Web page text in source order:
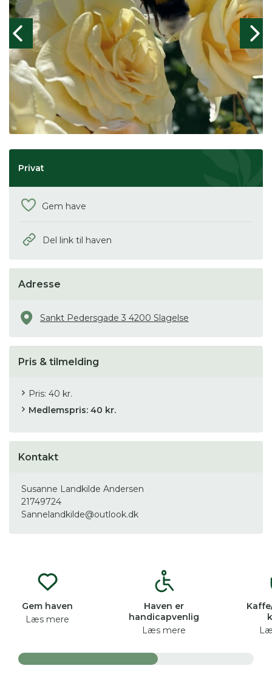
Gem haven
Læs mere
Haven er
handicapvenlig
Læs mere
Privat
Gem have
Del link til haven
Adresse
Sankt Pedersgade 3 4200 Slagelse
Pris & tilmelding
Pris: 40 kr.
Medlemspris: 40 kr.
Kontakt
Susanne Landkilde Andersen
21749724
Sannelandkilde@outlook.dk